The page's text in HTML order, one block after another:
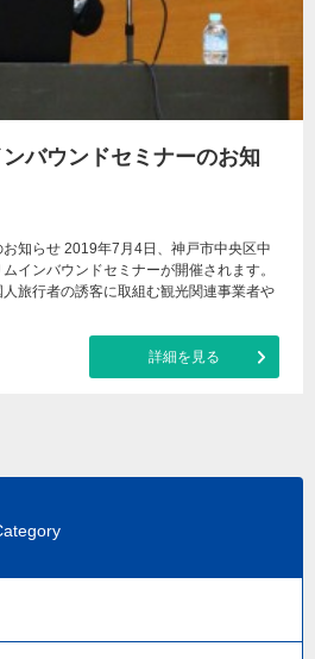
ンバウンドセミナーのお知
知らせ 2019年7月4日、神戸市中央区中
インバウンドセミナーが開催されます。
旅行者の誘客に取組む観光関連事業者や
詳細を見る